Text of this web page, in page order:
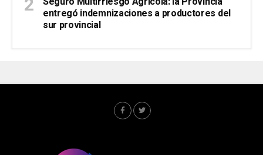
entregó indemnizaciones a productores del
sur provincial